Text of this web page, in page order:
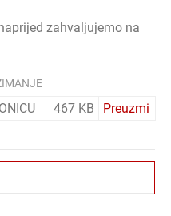
zahvaljujemo na
467 KB Preuzmi